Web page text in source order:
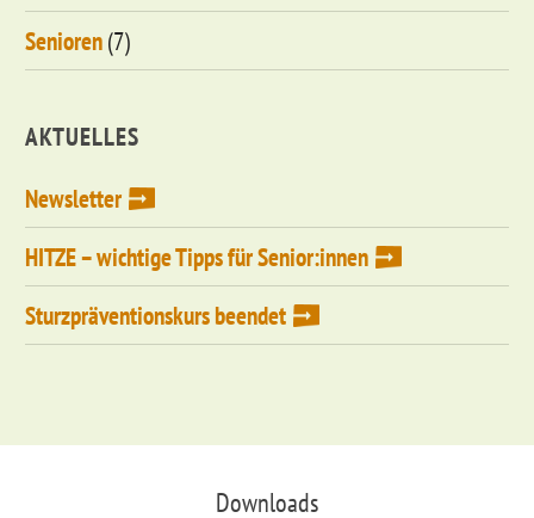
Senioren(7)
AKTUELLES
Newsletter
HITZE – wichtige Tipps für Senior:innen
Sturzpräventionskurs beendet
Downloads